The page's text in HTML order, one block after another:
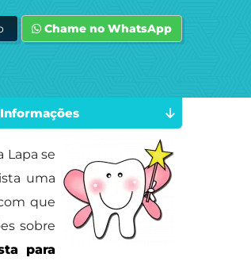
Chame no WhatsApp
Lapa se
uma
que
sobre
para
Informações